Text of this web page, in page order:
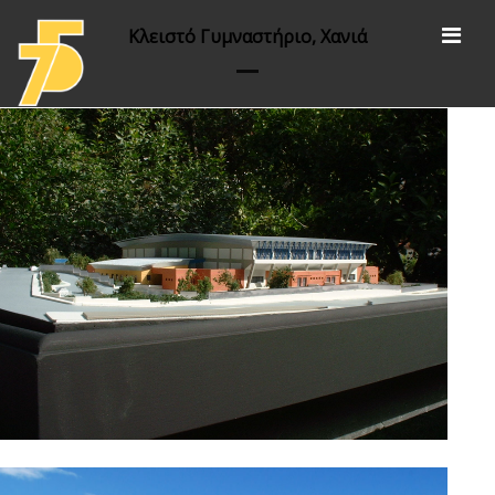
Έργα
αθλητικές εγκαταστάσεις
πολιτισμός /αποκαταστάσεις /εκθεσιακοί
χώροι
υγεία και διοίκηση
Κλειστό Γυμναστήριο, Χανιά